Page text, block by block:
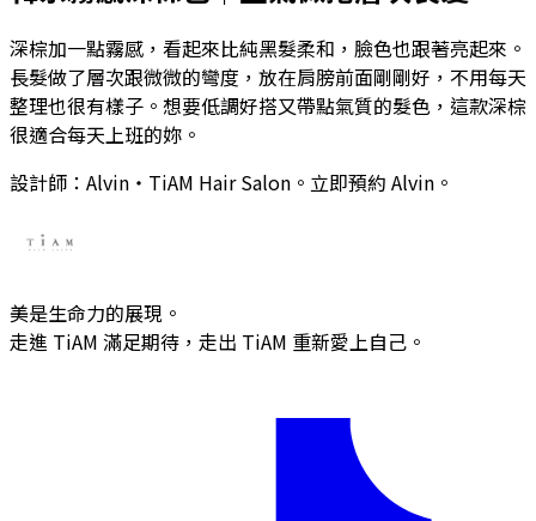
深棕加一點霧感，看起來比純黑髮柔和，臉色也跟著亮起來。
長髮做了層次跟微微的彎度，放在肩膀前面剛剛好，不用每天
整理也很有樣子。想要低調好搭又帶點氣質的髮色，這款深棕
很適合每天上班的妳。
設計師： Alvin ・TiAM Hair Salon。立即預約 Alvin 。
美是生命力的展現。
走進 TiAM 滿足期待，走出 TiAM 重新愛上自己。